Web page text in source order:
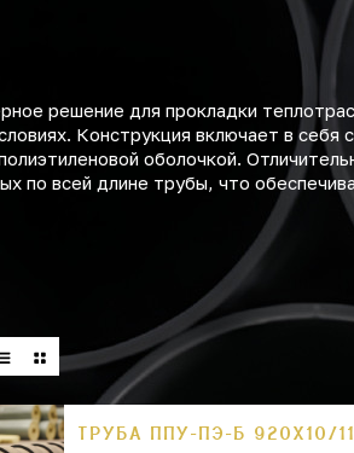
решение для прокладки
Конструкция включает в
оболочкой.
по всей длине трубы, что
ТРУБА ППУ-ПЭ-Б 920Х10/